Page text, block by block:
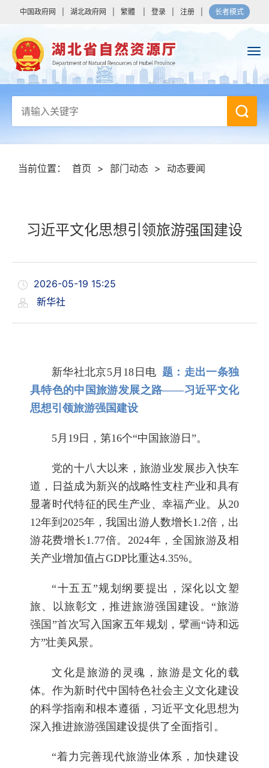
中国政府网 湖北政府网 繁體 登录 注册 长者模式
当前位置： 首页 > 部门动态 > 动态要闻
习近平文化思想引领旅游强国建设
2026-05-19 15:25
新华社
新华社北京5月18日电 题：走出一条独
具特色的中国旅游发展之路——习近平文化
思想引领旅游强国建设
5月19日，第16个“中国旅游日”。
党的十八大以来，旅游业发展步入快车
道，日益成为新兴的战略性支柱产业和具有
显著时代特征的民生产业、幸福产业。从20
12年到2025年，我国出游人数增长1.2倍，出
游花费增长1.77倍。2024年，全国旅游及相
关产业增加值占GDP比重达4.35%。
“十五五”规划纲要提出，深化以文塑
旅、以旅彰文，推进旅游强国建设。“旅游
强国”首次写入国家五年规划，擘画“诗和远
方”壮美风景。
文化是旅游的灵魂，旅游是文化的载
体。作为新时代中国特色社会主义文化建设
的科学指南和根本遵循，习近平文化思想为
深入推进旅游强国建设提供了全面指引。
“着力完善现代旅游业体系，加快建设